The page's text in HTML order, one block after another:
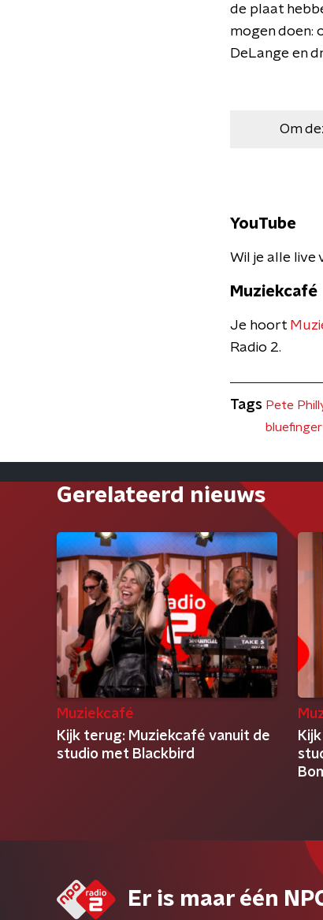
de plaat
mogen doen:
DeLange en
Om
YouTube
Wil je alle live
Muziekcafé
Je hoort
Radio 2.
Tags Pete
bluefinger
Gerelateerd nieuws
Muziekcafé
Kijk terug: Muziekcafé vanuit de
studio met Blackbird
Er is maar één